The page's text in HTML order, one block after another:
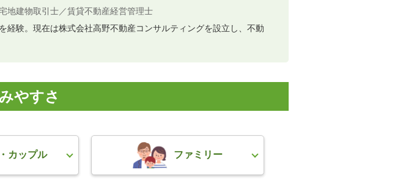
地建物取引士／賃貸不動産経営管理士
験。現在は株式会社高野不動産コンサルティングを設立し、不動
やすさ
カップル ファミリー